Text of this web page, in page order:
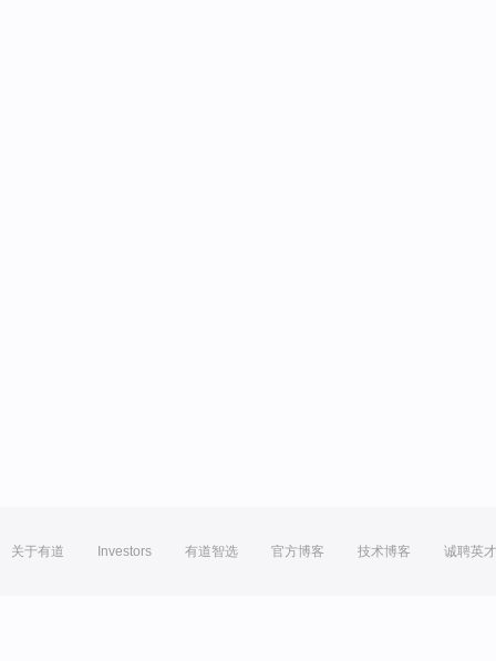
关于有道 Investors 有道智选 官方博客 技术博客 诚聘英才